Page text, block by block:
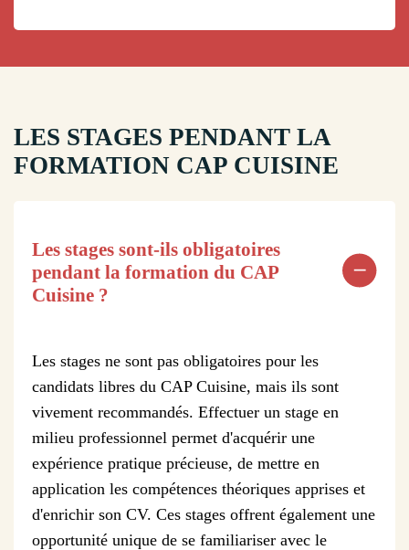
LES STAGES PENDANT LA
FORMATION CAP CUISINE
Les stages sont-ils obligatoires
pendant la formation du CAP
Cuisine ?
Les stages ne sont pas obligatoires pour les
candidats libres du CAP Cuisine, mais ils sont
vivement recommandés. Effectuer un stage en
milieu professionnel permet d'acquérir une
expérience pratique précieuse, de mettre en
application les compétences théoriques apprises et
d'enrichir son CV. Ces stages offrent également une
opportunité unique de se familiariser avec le